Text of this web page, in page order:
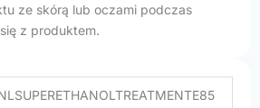
ze skórą lub oczami podczas
z produktem.